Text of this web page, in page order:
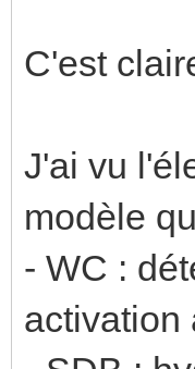
C'est
J'ai vu
modèle
- WC :
activation